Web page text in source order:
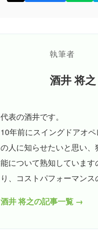
執筆者
酒井 将之
代表の酒井です。
10年前にスイングドアオ
の人に知らせたいと思い
能について熟知していま
り、コストパフォーマン
酒井 将之の記事一覧 →